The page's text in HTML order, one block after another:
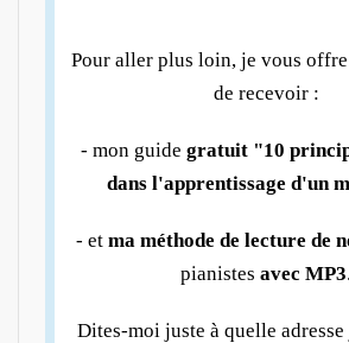
Pour aller plus loin, je vous
de recevoir :
- mon guide gratuit "10
dans l'apprentissage d'un
- et ma méthode de lecture de
pianistes avec MP3.
Dites-moi juste à quelle